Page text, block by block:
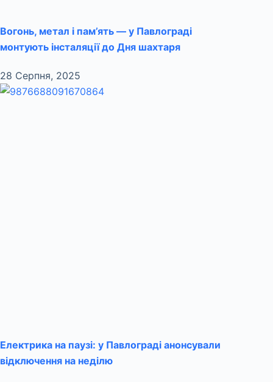
Вогонь, метал і пам’ять — у Павлограді
монтують інсталяції до Дня шахтаря
28 Серпня, 2025
Електрика на паузі: у Павлограді анонсували
відключення на неділю